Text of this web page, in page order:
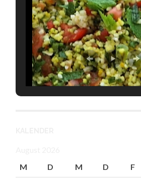
M
D M D F